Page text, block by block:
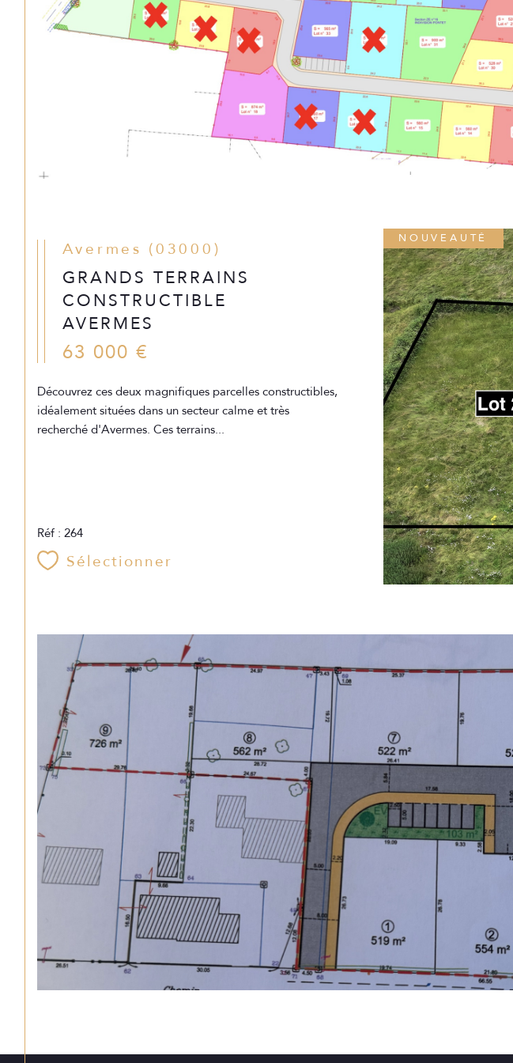
NOUVEAUTÉ
Avermes (03000)
GRANDS TERRAINS
CONSTRUCTIBLE
AVERMES
63 000 €
Découvrez ces deux magnifiques parcelles constructibles,
idéalement situées dans un secteur calme et très
recherché d'Avermes. Ces terrains...
Réf : 264
Sélectionner